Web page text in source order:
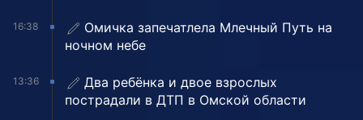
16:38
Омичка запечатлела Млечный Путь на
ночном небе
13:36
Два ребёнка и двое взрослых
пострадали в ДТП в Омской области